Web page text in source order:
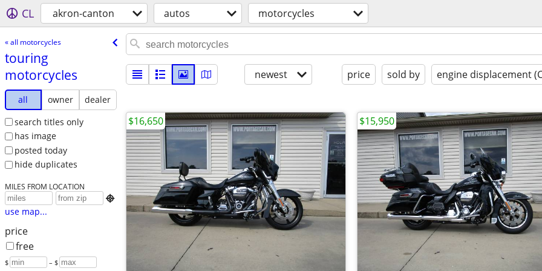
CL akron-canton autos motorcycles
« all motorcycles
touring
motorcycles
all owner
dealer
search titles only
has image
posted today
hide duplicates
MILES FROM LOCATION

use map...
price
free
$ – $
newest price sold by engine displacement
$16,650 $15,950